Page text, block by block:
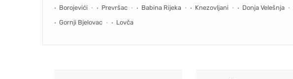
Borojevići Prevršac Babina Rijeka Knezovljani Donja Velešnja
Gornji Bjelovac
Lovča